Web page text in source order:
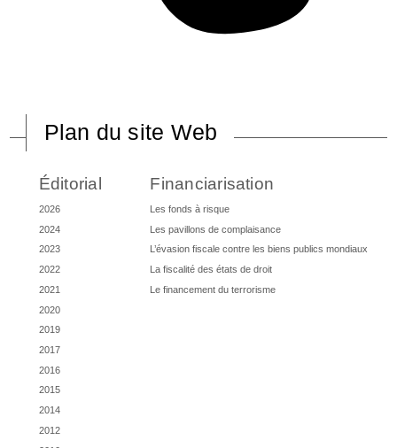
Plan du site Web
Éditorial
2026
2024
2023
2022
2021
2020
2019
2017
2016
2015
2014
2012
Financiarisation
Les fonds à risque
Les pavillons de complaisance
L’évasion fiscale contre les biens publics mondiaux
La fiscalité des états de droit
Le financement du terrorisme